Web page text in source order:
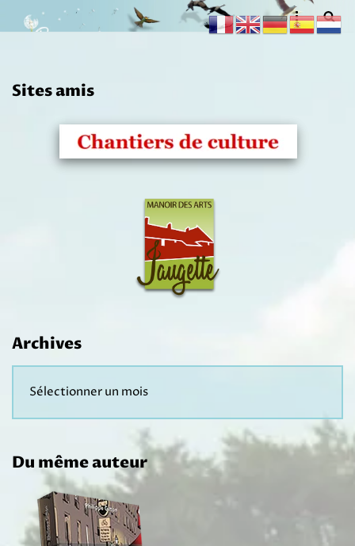
contenu
Sites amis
Archives
Du même auteur